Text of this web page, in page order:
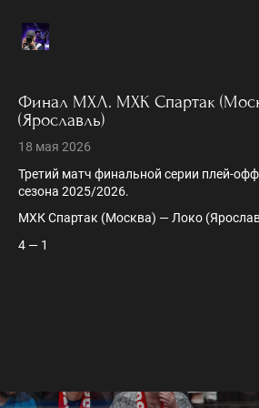
Финал МХЛ. МХК Спартак
(Ярославль)
18 мая 2026
Третий матч финальной серии плей-
сезона 2025/2026.
МХК Спартак (Москва) — Локо
4 — 1